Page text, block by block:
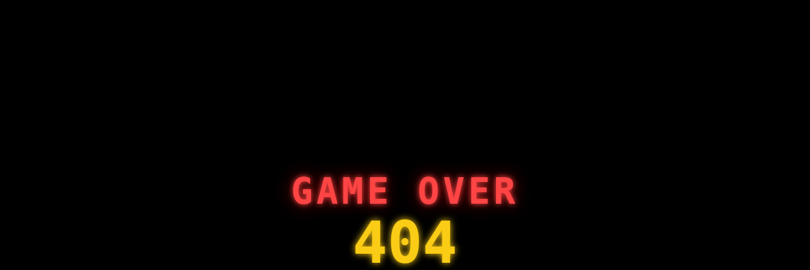
GAME OVER
404